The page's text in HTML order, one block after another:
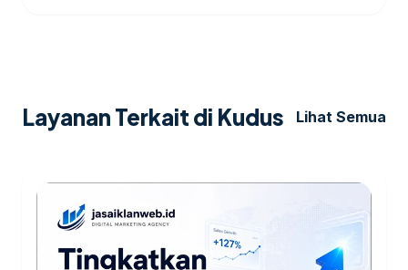
Layanan Terkait di Kudus Lihat Semua